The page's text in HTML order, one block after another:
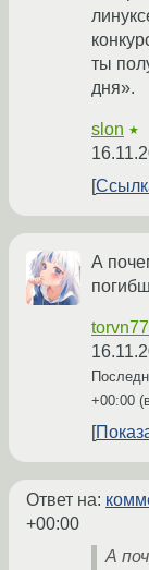
ты
дня».
slon ★
А
torvn77
+00:00
Ответ на:
+00:00
А